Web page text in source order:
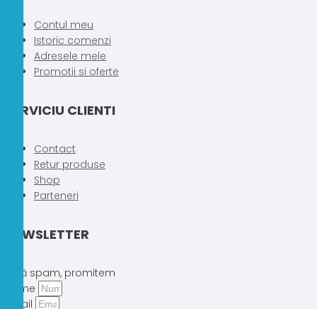
Contul meu
Istoric comenzi
Adresele mele
Promotii si oferte
SERVICIU CLIENTI
Contact
Retur produse
Shop
Parteneri
NEWSLETTER
Fără spam, promitem
Nume
Email